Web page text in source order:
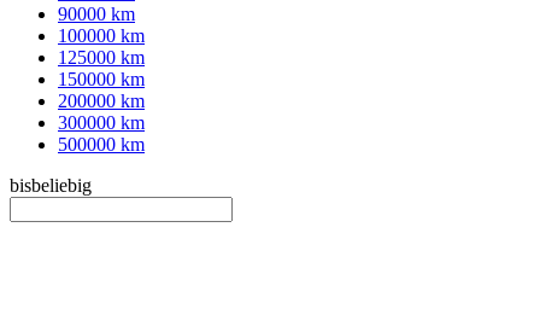
90000 km
100000 km
125000 km
150000 km
200000 km
300000 km
500000 km
bisbeliebig